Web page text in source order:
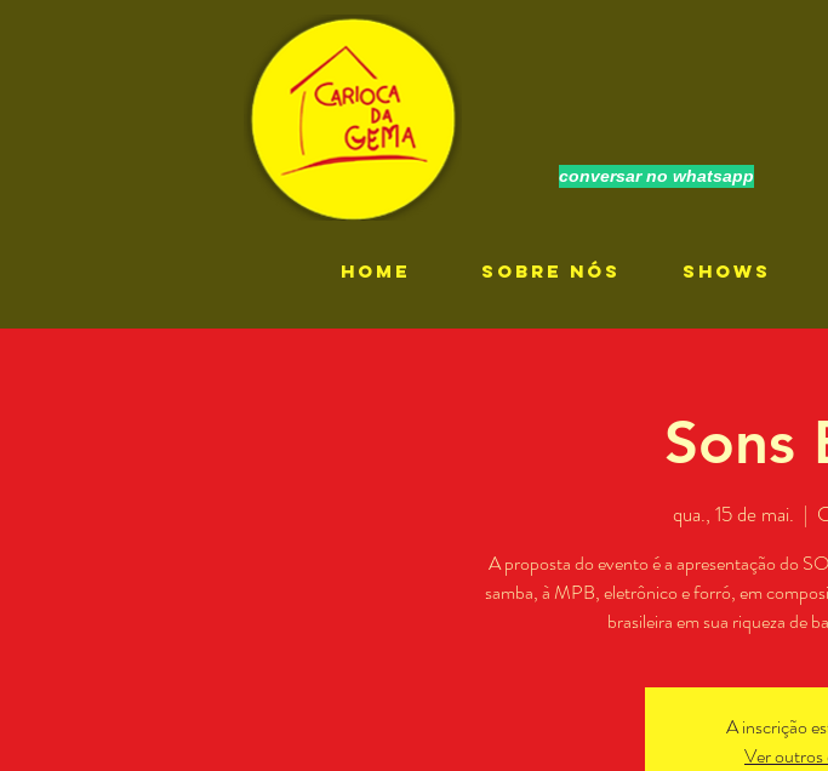
conversar no whatsapp
HOME SOBRE NÓS SHOWS
Sons
qua., 15 de mai.
  |
A proposta do evento é a apresentação do
samba, à MPB, eletrônico e forró, em
brasileira em sua riqueza de
A inscrição
Ver outros